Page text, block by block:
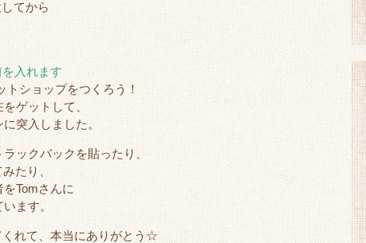
てから
入れます
トショップをつくろう！
ゲットして、
突入しました。
ックバックを貼ったり、
たり、
Tomさんに
ます。
くれて、本当にありがとう☆